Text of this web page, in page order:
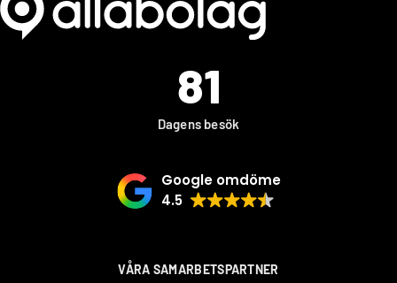
81
Dagens besök
Google omdöme
4.5
VÅRA SAMARBETSPARTNER